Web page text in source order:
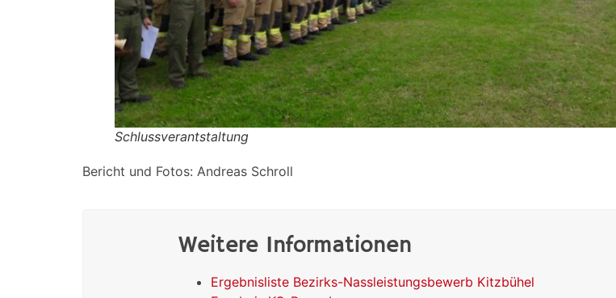
Schlussverantstaltung
Bericht und Fotos: Andreas Schroll
Weitere Informationen
Ergebnisliste Bezirks-Nassleistungsbewerb Kitzbühel